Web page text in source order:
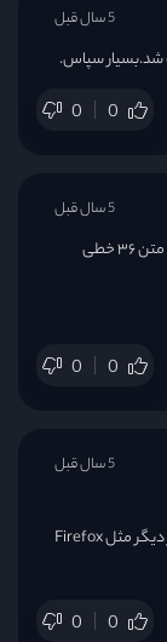
شد.بسیار سپاس.
0 0
5 سال قبل
وقتی دانلود مستقیم میزنم یا هاردساپ یه متن ۳۶ خطی
0 0
5 سال قبل
کش مروگرتون رو خالی کنید. یا از یک مروگر دیگر مثل Firefox
0 0
5 سال قبل